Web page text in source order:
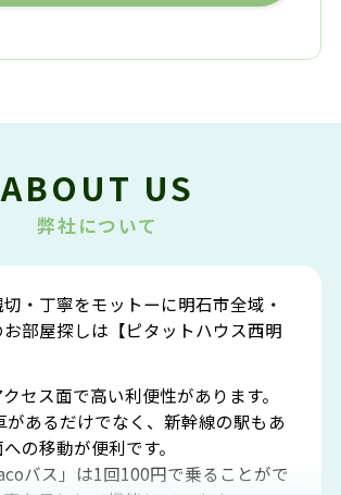
ABOUT US
弊社について
・丁寧をモットーに明石市全域・
部屋探しは【ピタットハウス西明
セス面で高い利便性があります。
があるだけでなく、新幹線の駅もあ
の移動が便利です。
バス」は1回100円で乗ることがで